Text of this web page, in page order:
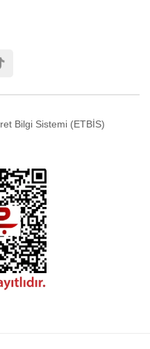
Bilgi Sistemi (ETBİS)